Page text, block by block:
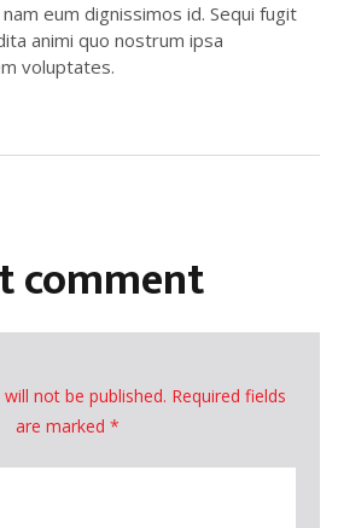
eum dignissimos id. Sequi fugit
animi quo nostrum ipsa
voluptates.
comment
not be published. Required fields
are marked *